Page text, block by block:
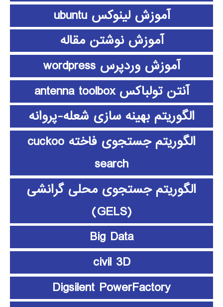
آموزش لینوکس ubuntu
آموزش نوشتن مقاله
آموزش وردپرس wordpress
آنتن تولباکس antenna toolbox
الگوریتم بهینه سازی شعله-پروانه
الگوریتم جستجوی فاخته cuckoo
search
الگوریتم جستجوی محلی گرانشی
(GELS)
Big Data
civil 3D
Digsilent PowerFactory